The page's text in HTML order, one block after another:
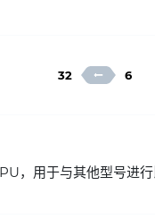
32 6
，用于与其他型号进行